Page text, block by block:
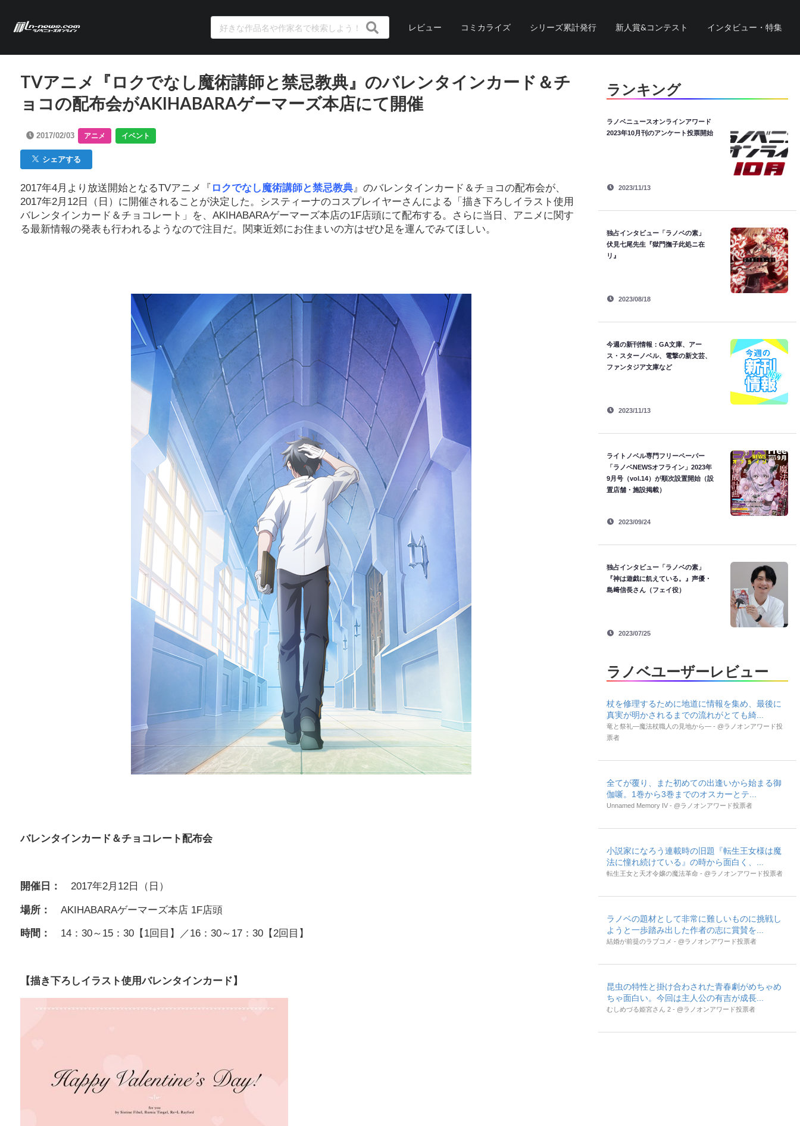
レビュー コミカライズ シリーズ累計発行 新人賞&コンテスト インタビュー・特集
TVアニメ『ロクでなし魔術講師と禁忌教典』のバレンタインカード＆チ
ョコの配布会がAKIHABARAゲーマーズ本店にて開催
2017/02/03 アニメ イベント
シェアする
2017年4月より放送開始となるTVアニメ『 ロクでなし魔術講師と禁忌教典』のバレンタインカード＆チョコの配布会が、
2017年2月12日（日）に開催されることが決定した。システィーナのコスプレイヤーさんによる「描き下ろしイラスト使用
バレンタインカード＆チョコレート」を、AKIHABARAゲーマーズ本店の1F店頭にて配布する。さらに当日、アニメに関す
る最新情報の発表も行われるようなので注目だ。関東近郊にお住まいの方はぜひ足を運んでみてほしい。
バレンタインカード＆チョコレート配布会
開催日： 2017年2月12日（日）
場所： AKIHABARAゲーマーズ本店 1F店頭
時間： 14：30～15：30【1回目】／16：30～17：30【2回目】
【描き下ろしイラスト使用バレンタインカード】
ランキング
ラノベニュースオンラインアワード
2023年10月刊のアンケート投票開始
2023/11/13
独占インタビュー「ラノベの素」
伏見七尾先生『獄門撫子此処ニ在
リ』
2023/08/18
今週の新刊情報：GA文庫、アー
ス・スターノベル、電撃の新文芸、
ファンタジア文庫など
2023/11/13
ライトノベル専門フリーペーパー
「ラノベNEWSオフライン」2023年
9月号（vol.14）が順次設置開始（設
置店舗・施設掲載）
2023/09/24
独占インタビュー「ラノベの素」
『神は遊戯に飢えている。』声優・
島﨑信長さん（フェイ役）
2023/07/25
ラノベユーザーレビュー
杖を修理するために地道に情報を集め、最後に
真実が明かされるまでの流れがとても綺...
竜と祭礼―魔法杖職人の見地から― - @ラノオンアワード投
票者
全てが覆り、また初めての出逢いから始まる御
伽噺。1巻から3巻までのオスカーとテ...
Unnamed Memory IV - @ラノオンアワード投票者
小説家になろう連載時の旧題『転生王女様は魔
法に憧れ続けている』の時から面白く、...
転生王女と天才令嬢の魔法革命 - @ラノオンアワード投票者
ラノベの題材として非常に難しいものに挑戦し
ようと一歩踏み出した作者の志に賞賛を...
結婚が前提のラブコメ - @ラノオンアワード投票者
昆虫の特性と掛け合わされた青春劇がめちゃめ
ちゃ面白い。今回は主人公の有吉が成長...
むしめづる姫宮さん 2 - @ラノオンアワード投票者